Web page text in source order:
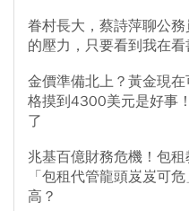
眷村長大，蔡詩萍聊公
的壓力，只要看到我在
金價準備北上？黃金現
格摸到4300美元是好事
了
兆基百億財務危機！包
「包租代管龍頭岌岌可
高？